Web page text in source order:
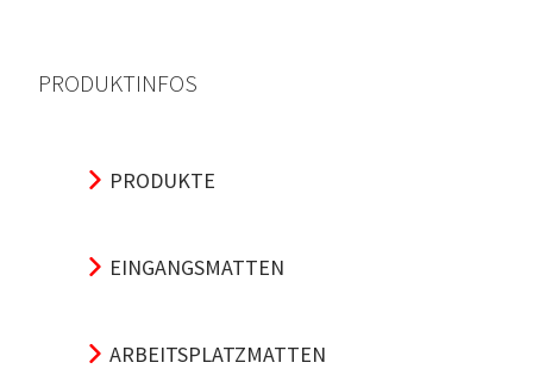
PRODUKTINFOS
PRODUKTE
EINGANGSMATTEN
ARBEITSPLATZMATTEN